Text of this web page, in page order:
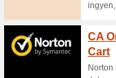
A
az